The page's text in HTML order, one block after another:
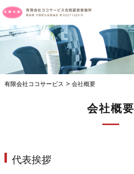
会社概要
有限会社ココサービス > 会社概要
代表挨拶